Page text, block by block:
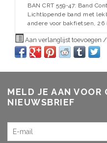
BAN CRT 559-47: Band
Lichtlopende band met
andere voor bakfietsen, 26
Aan verlanglijst toevoegen /
MELD JE AAN VOOR
NIEUWSBRIEF